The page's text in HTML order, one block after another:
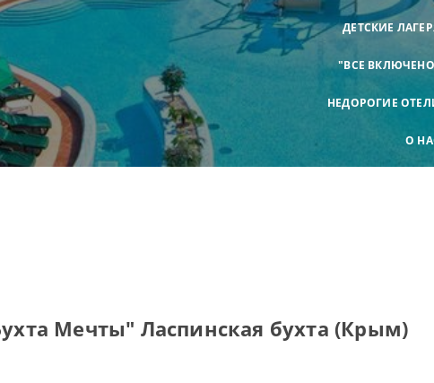
ДЕТСКИЕ
"ВСЕ
НЕДОРОГИЕ
О
Мечты" Ласпинская бухта (Крым)